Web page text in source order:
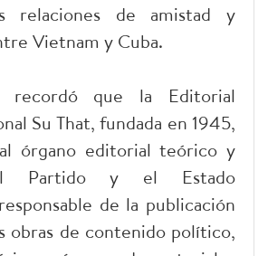
relaciones de amistad y
Vietnam y Cuba.
recordó que la Editorial
Su That, fundada en 1945,
órgano editorial teórico y
Partido y el Estado
de la publicación
obras de contenido político,